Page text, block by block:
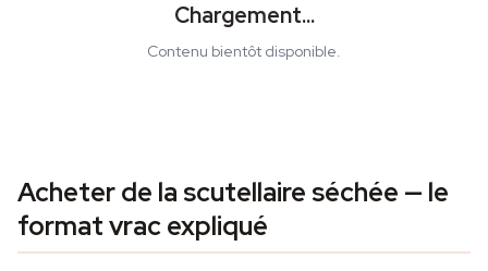
Chargement...
Contenu bientôt disponible.
Acheter de la scutellaire séchée — le
format vrac expliqué